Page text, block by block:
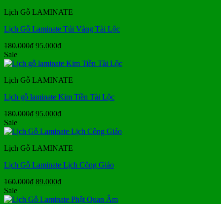
95.000₫.
Lịch Gỗ LAMINATE
Lịch Gỗ Laminate Túi Vàng Tài Lộc
180.000₫ Giá
là:
95.000₫Giá
tại
95.000₫.
Sale
Lịch Gỗ LAMINATE
Lịch gỗ laminate Kim Tiền Tài Lộc
180.000₫ Giá
là:
95.000₫Giá
tại
95.000₫.
Sale
Lịch Gỗ LAMINATE
Lịch Gỗ Laminate Lịch Công Giáo
160.000₫ Giá
là:
89.000₫Giá
tại
Sale